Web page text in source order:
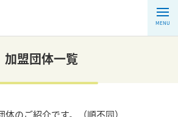
MENU
加盟団体一覧